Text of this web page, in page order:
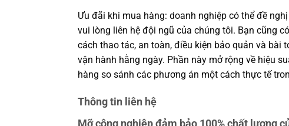
Ưu đãi khi mua hàng: doanh nghiệp có thể đề
vui lòng liên hệ đội ngũ của chúng tôi. Bạn cũng
cách thao tác, an toàn, điều kiện bảo quản và
vận hành hằng ngày. Phần này mở rộng về hiệu
hàng so sánh các phương án một cách thực tế
Thông tin liên hệ